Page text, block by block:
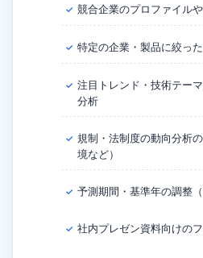
✓ 競合企業のプロファイル
✓ 特定の企業・製品に絞っ
✓ 注目トレンド・技術テー
分析
✓ 規制・法制度の動向分析
境など）
✓ 予測期間・基準年の調整
✓ 社内プレゼン資料向けの